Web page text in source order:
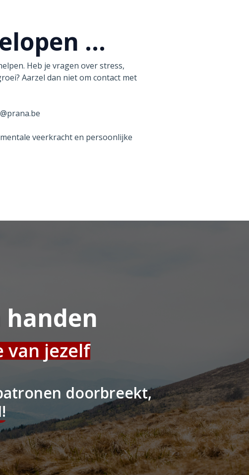
...
Heb je vragen over stress,
Aarzel dan niet om contact met
veerkracht en persoonlijke
handen
van jezelf
doorbreekt,